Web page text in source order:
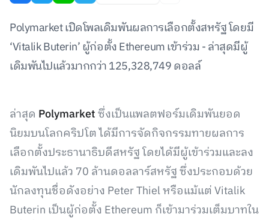
Polymarket เปิดโพลเดิมพันผลการเลือกตั้งสหรัฐ โดยมี
‘Vitalik Buterin’ ผู้ก่อตั้ง Ethereum เข้าร่วม - ล่าสุดมีผู้
เดิมพันไปแล้วมากกว่า 125,328,749 ดอลล์
ล่าสุด Polymarketซึ่งเป็นแพลตฟอร์มเดิมพันยอด
นิยมบนโลกคริปโต ได้มีการจัดกิจกรรมทายผลการ
เลือกตั้งประธานาธิบดีสหรัฐ โดยได้มีผู้เข้าร่วมและลง
เดิมพันไปแล้ว 70 ล้านดอลลาร์สหรัฐ ซึ่งประกอบด้วย
นักลงทุนชื่อดังอย่าง Peter Thiel หรือแม้แต่ Vitalik
Buterin เป็นผู้ก่อตั้ง Ethereum ก็เข้ามาร่วมเต็มบาทใน